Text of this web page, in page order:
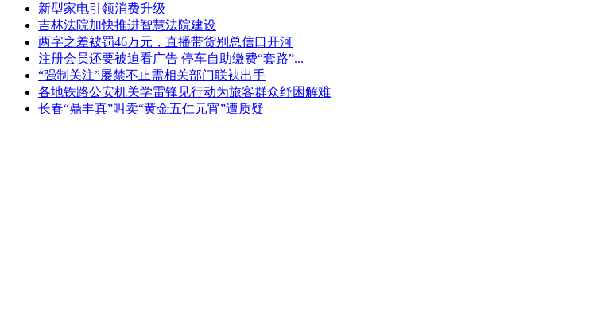
新型家电引领消费升级
吉林法院加快推进智慧法院建设
两字之差被罚46万元，直播带货别总信口开河
注册会员还要被迫看广告 停车自助缴费“套路”...
“强制关注”屡禁不止需相关部门联袂出手
各地铁路公安机关学雷锋见行动为旅客群众纾困解难
长春“鼎丰真”叫卖“黄金五仁元宵”遭质疑